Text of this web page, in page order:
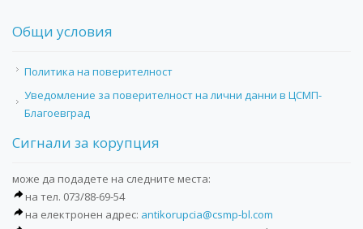
Общи условия
Политика на поверителност
Уведомление за поверителност на лични данни в ЦСМП-
Благоевград
Сигнали за корупция
може да подадете на следните места:
на тел. 073/88-69-54
на електронен адрес: antikorupcia@csmp-bl.com